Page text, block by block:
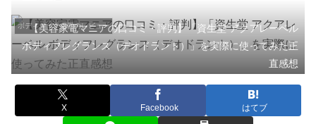
ボディメイク機器のレビュー
【美容家電マニアの口コミ・評判】「資生堂 アクアレーベル
ボディフレグランス（デオドラント）」を実際に使ってみた正
直感想
X Facebook はてブ